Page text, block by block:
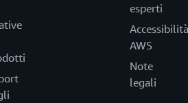
esperti
Accessibilità
AWS
Note
legali